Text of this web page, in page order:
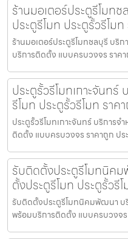
ร้านมอเตอร์ประตูรีโมท
ประตูรีโมท ประตูรั้วรีโม
ร้านมอเตอร์ประตูรีโมทชลบุรี บริก
บริการติดตั้ง แบบครบวงจร ราค
ประตูรั้วรีโมทเกาะจันทร์
รีโมท ประตูรั้วรีโมท ราค
ประตูรั้วรีโมทเกาะจันทร์ บริการจ
ติดตั้ง แบบครบวงจร ราคาถูก ปร
รับติดตั้งประตูรีโมทนิค
ตั้งประตูรีโมท ประตูรั้วรี
รับติดตั้งประตูรีโมทนิคมพัฒนา บริ
พร้อมบริการติดตั้ง แบบครบวงจ